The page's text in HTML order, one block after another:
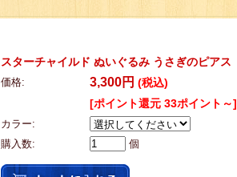
スターチャイルド ぬいぐるみ うさぎのピアス
価格: 3,300円 (税込)
[ポイント還元 33ポイント～]
カラー:
購入数:
個